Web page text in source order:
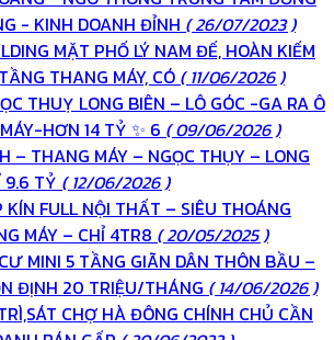
- KINH DOANH ĐỈNH ( 26/07/2023 )
MẶT PHỐ LÝ NAM ĐẾ, HOÀN KIẾM
THANG MÁY, CÓ ( 11/06/2026 )
THUỴ LONG BIÊN – LÔ GÓC -GA RA Ô
HƠN 14 TỶ ✨ 6 ( 09/06/2026 )
– THANG MÁY – NGỌC THỤY – LONG
9.6 TỶ ( 12/06/2026 )
KÍN FULL NỘI THẤT – SIÊU THOÁNG
MÁY – CHỈ 4TR8 ( 20/05/2025 )
MINI 5 TẦNG GIÃN DÂN THÔN BẦU –
ĐỊNH 20 TRIỆU/THÁNG ( 14/06/2026 )
CHỢ HÀ ĐÔNG CHÍNH CHỦ CẦN